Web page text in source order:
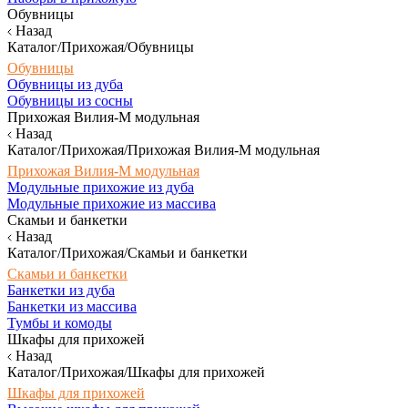
Обувницы
Назад
Каталог/Прихожая/Обувницы
Обувницы
Обувницы из дуба
Обувницы из сосны
Прихожая Вилия-М модульная
Назад
Каталог/Прихожая/Прихожая Вилия-М модульная
Прихожая Вилия-М модульная
Модульные прихожие из дуба
Модульные прихожие из массива
Скамьи и банкетки
Назад
Каталог/Прихожая/Скамьи и банкетки
Скамьи и банкетки
Банкетки из дуба
Банкетки из массива
Тумбы и комоды
Шкафы для прихожей
Назад
Каталог/Прихожая/Шкафы для прихожей
Шкафы для прихожей